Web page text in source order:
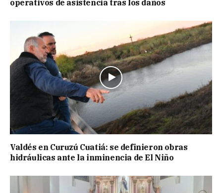
operativos de asistencia tras los daños
Valdés en Curuzú Cuatiá: se definieron obras
hidráulicas ante la inminencia de El Niño